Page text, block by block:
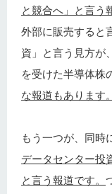
と競合へ」と言う
外部に販売すると
資」と言う見方が
を受けた半導体株
な報道もあります。
もう一つが、同時
データセンター投
と言う報道です。